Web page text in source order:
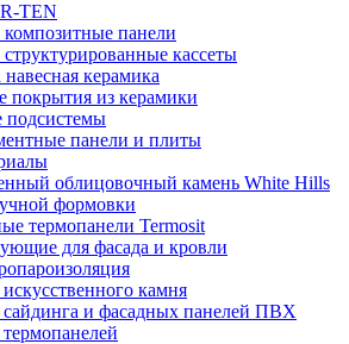
TEN
панели
кассеты
навесная керамика
покрытия из керамики
подсистемы
панели и плиты
облицовочный камень White Hills
формовки
термопанели Termosit
для фасада и кровли
камня
сайдинга и фасадных панелей ПВХ